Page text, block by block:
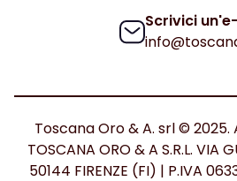
Scrivici
Toscana Oro & A. srl © 2025.
TOSCANA ORO & A S.R.L. VIA
50144 FIRENZE (FI) | P.IVA